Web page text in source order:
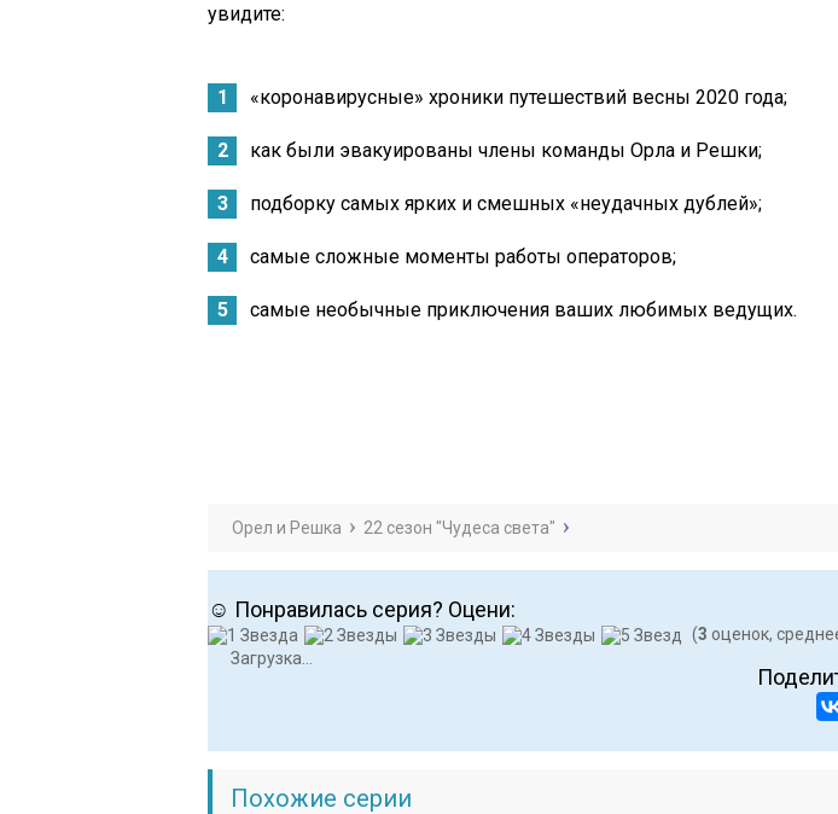
увидите:
«коронавирусные» хроники путешествий весны 2020 года;
как были эвакуированы члены команды Орла и Решки;
подборку самых ярких и смешных «неудачных дублей»;
самые сложные моменты работы операторов;
самые необычные приключения ваших любимых ведущих.
Орел и Решка 22 сезон "Чудеса света"
☺ Понравилась серия? Оцени:
(3 оценок,
Загрузка...
Похожие серии